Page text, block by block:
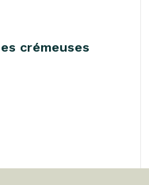
crémeuses